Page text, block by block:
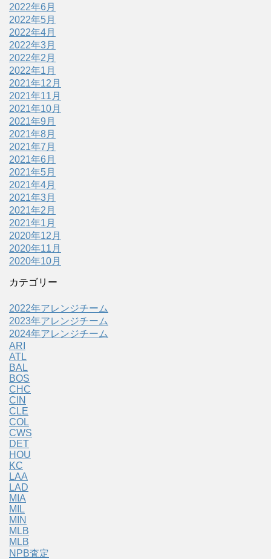
2022年6月
2022年5月
2022年4月
2022年3月
2022年2月
2022年1月
2021年12月
2021年11月
2021年10月
2021年9月
2021年8月
2021年7月
2021年6月
2021年5月
2021年4月
2021年3月
2021年2月
2021年1月
2020年12月
2020年11月
2020年10月
カテゴリー
2022年アレンジチーム
2023年アレンジチーム
2024年アレンジチーム
ARI
ATL
BAL
BOS
CHC
CIN
CLE
COL
CWS
DET
HOU
KC
LAA
LAD
MIA
MIL
MIN
MLB
MLB
NPB査定